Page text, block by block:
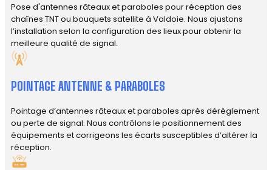
Pose d'antennes râteaux et paraboles pour réception des
chaînes TNT ou bouquets satellite à Valdoie. Nous ajustons
l’installation selon la configuration des lieux pour obtenir la
meilleure qualité de signal.
POINTAGE ANTENNE & PARABOLES
Pointage d’antennes râteaux et paraboles après dérèglement
ou perte de signal. Nous contrôlons le positionnement des
équipements et corrigeons les écarts susceptibles d’altérer la
réception.